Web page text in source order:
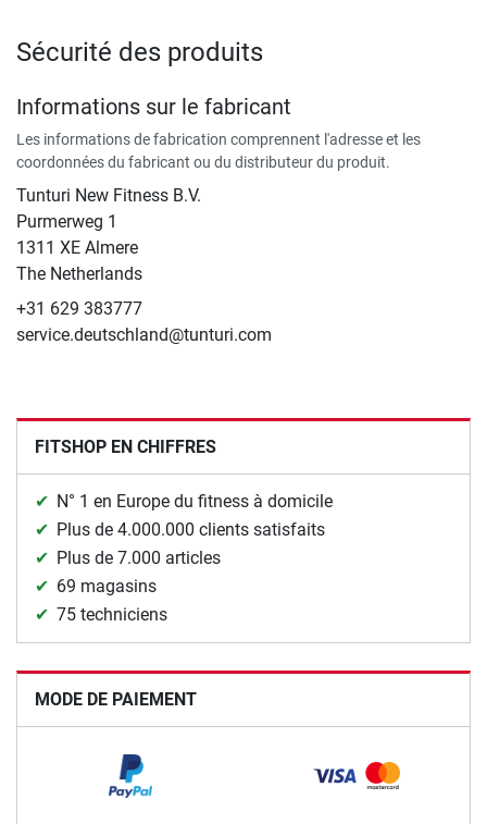
Sécurité des produits
Informations sur le fabricant
Les informations de fabrication comprennent l'adresse et les
coordonnées du fabricant ou du distributeur du produit.
Tunturi New Fitness B.V.
​Purmerweg 1
1311 XE Almere
The Netherlands
+31 629 383777
service.deutschland@tunturi.com
FITSHOP EN CHIFFRES
N° 1 en Europe du fitness à domicile
Plus de 4.000.000 clients satisfaits
Plus de 7.000 articles
69 magasins
75 techniciens
MODE DE PAIEMENT